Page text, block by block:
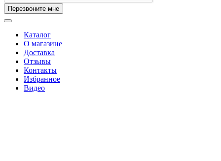
Перезвоните мне
Каталог
О магазине
Доставка
Отзывы
Контакты
Избранное
Видео